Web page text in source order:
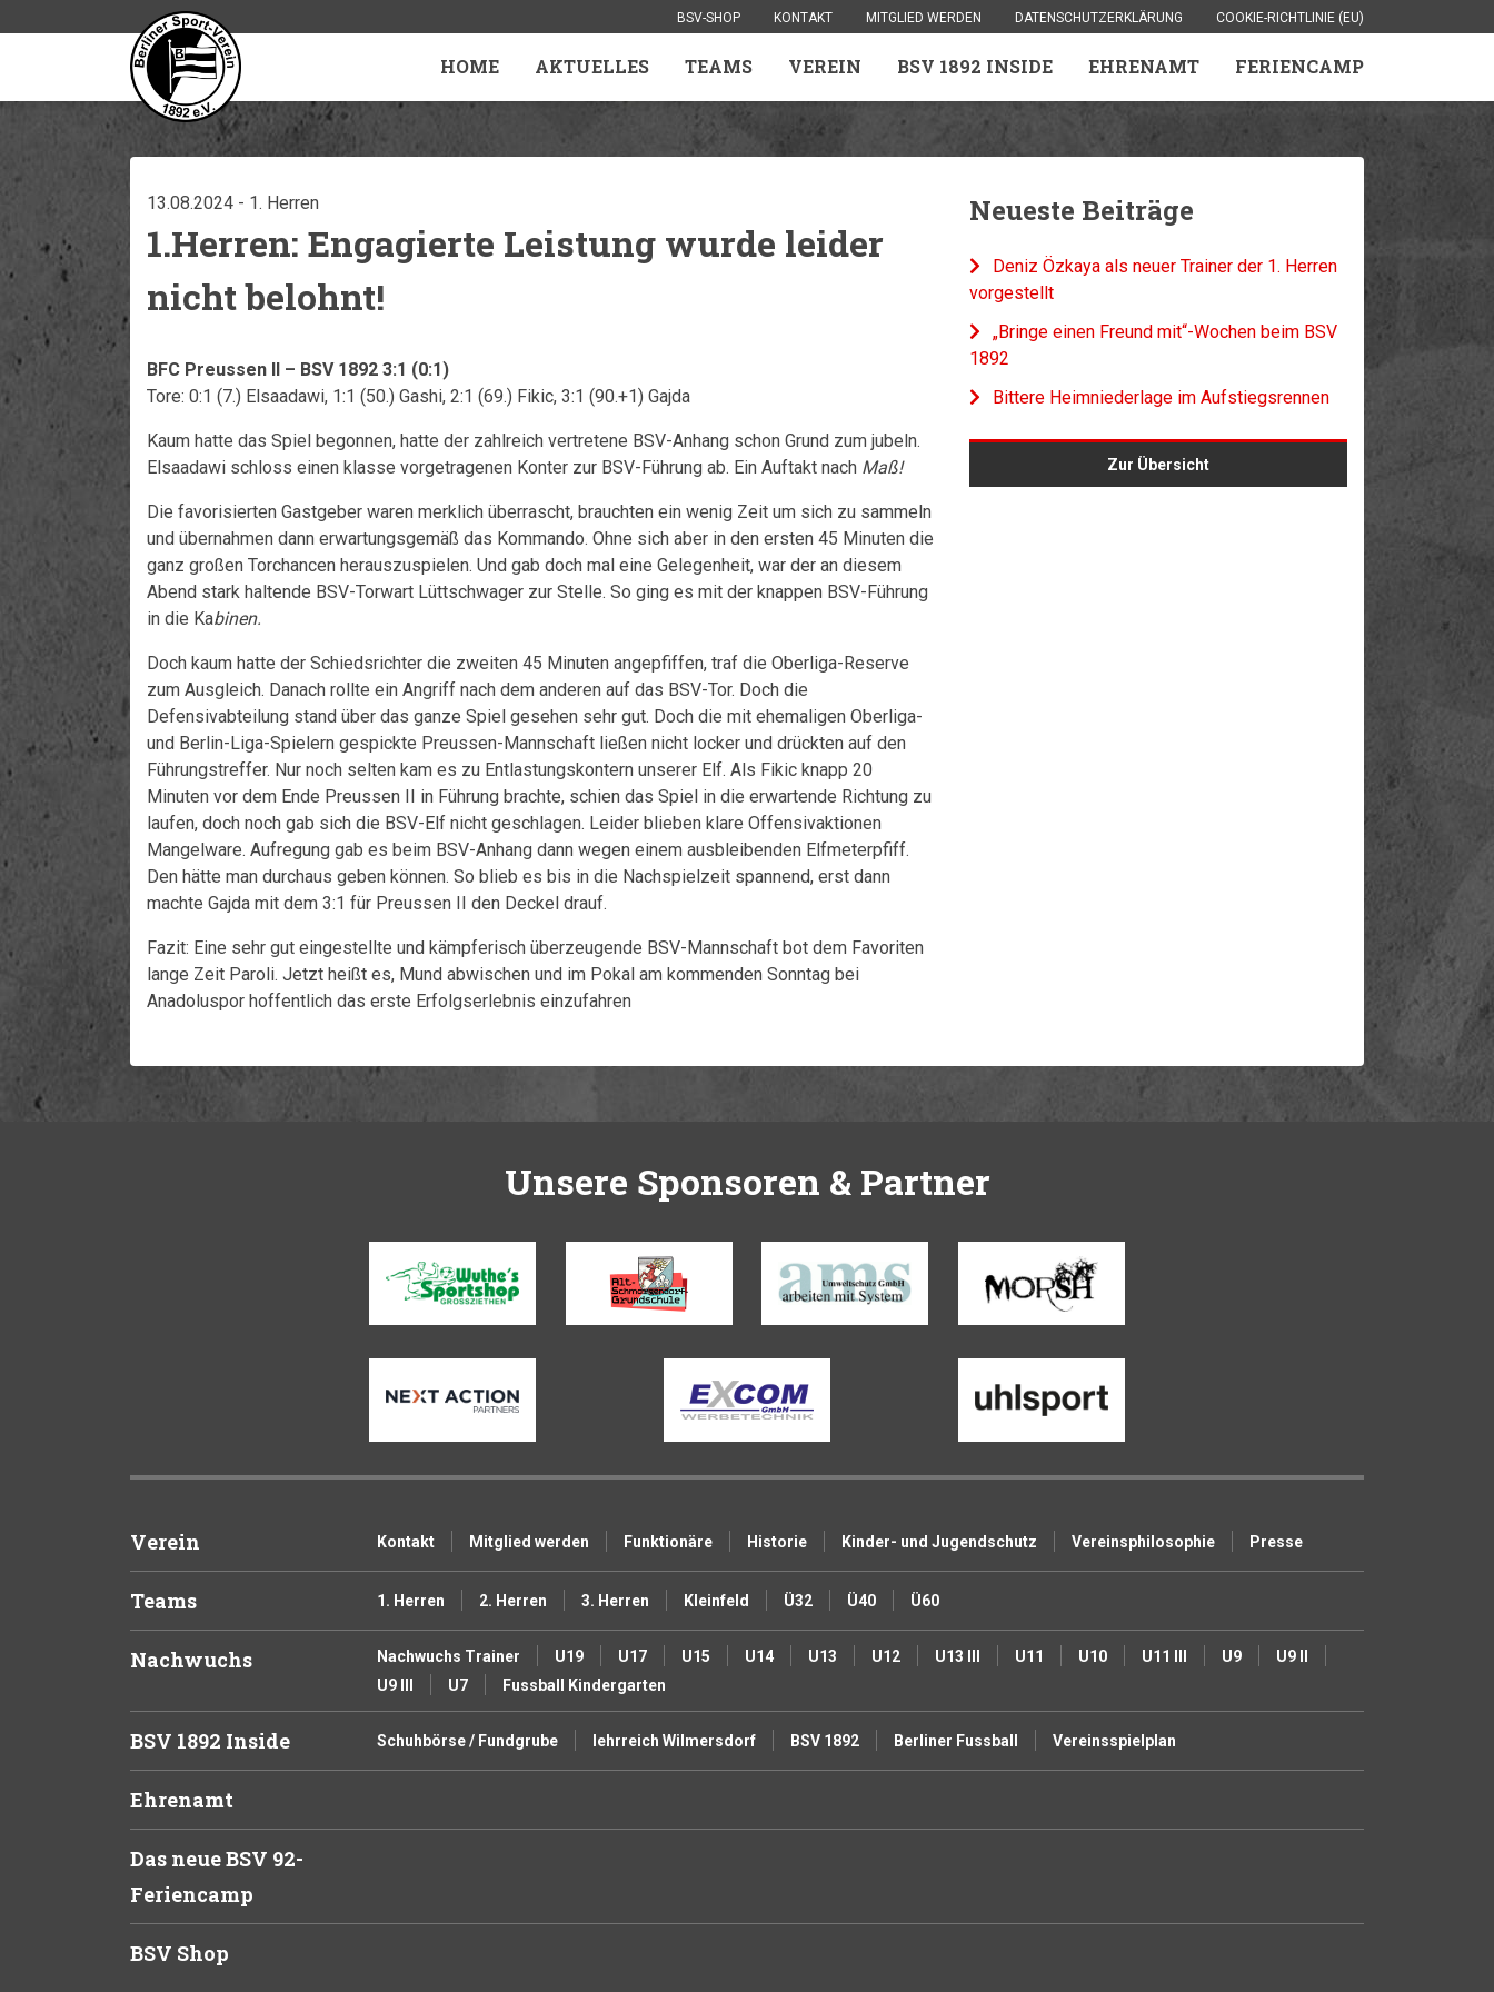
BSV-SHOP KONTAKT MITGLIED WERDEN DATENSCHUTZERKLÄRUNG COOKIE-RICHTLINIE (EU)
HOME AKTUELLES TEAMS VEREIN BSV 1892 INSIDE EHRENAMT FERIENCAMP
13.08.2024 - 1. Herren
1.Herren: Engagierte Leistung wurde leider
nicht belohnt!
BFC Preussen II – BSV 1892 3:1 (0:1)
Tore: 0:1 (7.) Elsaadawi, 1:1 (50.) Gashi, 2:1 (69.) Fikic, 3:1 (90.+1) Gajda
Kaum hatte das Spiel begonnen, hatte der zahlreich vertretene BSV-Anhang schon Grund zum jubeln.
Elsaadawi schloss einen klasse vorgetragenen Konter zur BSV-Führung ab. Ein Auftakt nach Maß!
Die favorisierten Gastgeber waren merklich überrascht, brauchten ein wenig Zeit um sich zu sammeln
und übernahmen dann erwartungsgemäß das Kommando. Ohne sich aber in den ersten 45 Minuten die
ganz großen Torchancen herauszuspielen. Und gab doch mal eine Gelegenheit, war der an diesem
Abend stark haltende BSV-Torwart Lüttschwager zur Stelle. So ging es mit der knappen BSV-Führung
in die Kabinen.
Doch kaum hatte der Schiedsrichter die zweiten 45 Minuten angepfiffen, traf die Oberliga-Reserve
zum Ausgleich. Danach rollte ein Angriff nach dem anderen auf das BSV-Tor. Doch die
Defensivabteilung stand über das ganze Spiel gesehen sehr gut. Doch die mit ehemaligen Oberliga-
und Berlin-Liga-Spielern gespickte Preussen-Mannschaft ließen nicht locker und drückten auf den
Führungstreffer. Nur noch selten kam es zu Entlastungskontern unserer Elf. Als Fikic knapp 20
Minuten vor dem Ende Preussen II in Führung brachte, schien das Spiel in die erwartende Richtung zu
laufen, doch noch gab sich die BSV-Elf nicht geschlagen. Leider blieben klare Offensivaktionen
Mangelware. Aufregung gab es beim BSV-Anhang dann wegen einem ausbleibenden Elfmeterpfiff.
Den hätte man durchaus geben können. So blieb es bis in die Nachspielzeit spannend, erst dann
machte Gajda mit dem 3:1 für Preussen II den Deckel drauf.
Fazit: Eine sehr gut eingestellte und kämpferisch überzeugende BSV-Mannschaft bot dem Favoriten
lange Zeit Paroli. Jetzt heißt es, Mund abwischen und im Pokal am kommenden Sonntag bei
Anadoluspor hoffentlich das erste Erfolgserlebnis einzufahren
Neueste Beiträge
Deniz Özkaya als neuer Trainer der 1. Herren
vorgestellt
„Bringe einen Freund mit“-Wochen beim BSV
1892
Bittere Heimniederlage im Aufstiegsrennen
Zur Übersicht
Unsere Sponsoren & Partner
Verein Kontakt Mitglied werden Funktionäre Historie Kinder- und Jugendschutz Vereinsphilosophie Presse
Teams 1. Herren 2. Herren 3. Herren Kleinfeld Ü32 Ü40 Ü60
Nachwuchs Nachwuchs Trainer U19 U17 U15 U14 U13 U12 U13 III U11 U10 U11 III U9
U9 II
U9 III
U7 Fussball Kindergarten
BSV 1892 Inside Schuhbörse / Fundgrube lehrreich Wilmersdorf BSV 1892 Berliner Fussball Vereinsspielplan
Ehrenamt
Das neue BSV 92-
Feriencamp
BSV Shop